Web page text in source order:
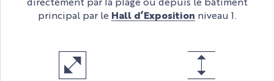
principal par le Hall d’Exposition niveau 1.